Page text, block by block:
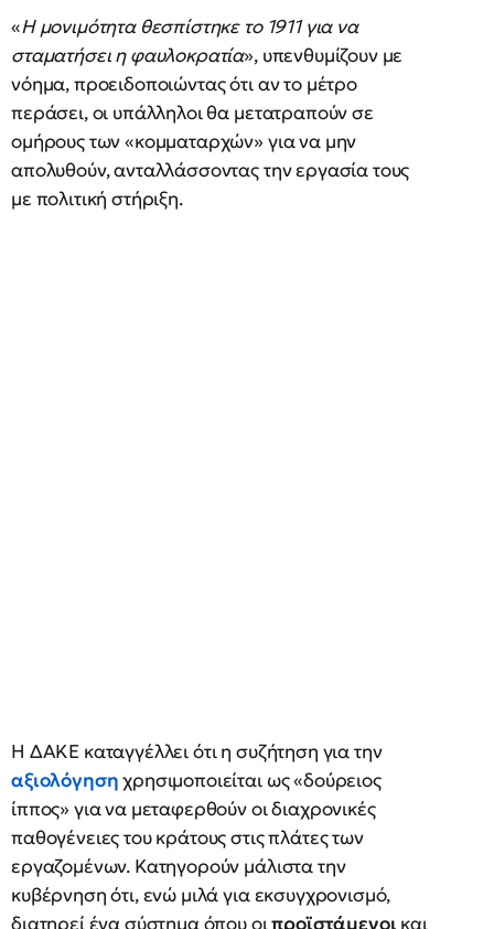
«Η μονιμότητα θεσπίστηκε το 1911 για να
σταματήσει η φαυλοκρατία», υπενθυμίζουν με
νόημα, προειδοποιώντας ότι αν το μέτρο
περάσει, οι υπάλληλοι θα μετατραπούν σε
ομήρους των «κομματαρχών» για να μην
απολυθούν, ανταλλάσσοντας την εργασία τους
με πολιτική στήριξη.
Η ΔΑΚΕ καταγγέλλει ότι η συζήτηση για την
αξιολόγησηχρησιμοποιείται ως «δούρειος
ίππος» για να μεταφερθούν οι διαχρονικές
παθογένειες του κράτους στις πλάτες των
εργαζομένων. Κατηγορούν μάλιστα την
κυβέρνηση ότι, ενώ μιλά για εκσυγχρονισμό,
διατηρεί ένα σύστημα όπου οιπροϊστάμενοι και